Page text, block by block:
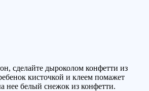
сделайте дыроколом конфетти из
кисточкой и клеем помажет
нее белый снежок из конфетти.